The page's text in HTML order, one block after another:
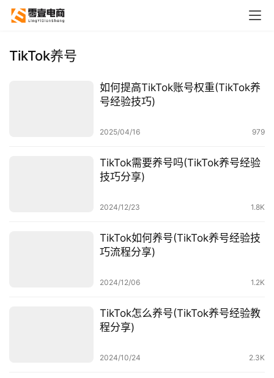
TikTok养号
如何提高TikTok账号权重(TikTok养
号经验技巧)
2025/04/16 979
TikTok需要养号吗(TikTok养号经验
技巧分享)
2024/12/23 1.8K
TikTok如何养号(TikTok养号经验技
巧流程分享)
2024/12/06 1.2K
TikTok怎么养号(TikTok养号经验教
程分享)
2024/10/24 2.3K